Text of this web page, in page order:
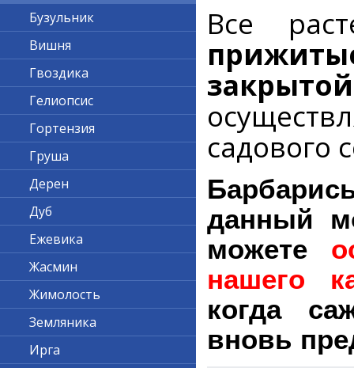
Все
садового
данный
можете
нашего
когда
вновь
Бузульник
Вишня
Гвоздика
Гелиопсис
Гортензия
Груша
Дерен
Дуб
Ежевика
Жасмин
Жимолость
Земляника
Ирга